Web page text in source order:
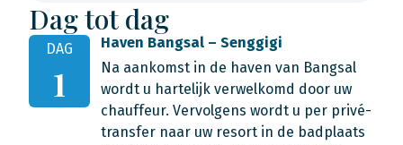
Dag tot dag
DAG
1
Haven Bangsal – Senggigi
Na aankomst in de haven van Bangsal
wordt u hartelijk verwelkomd door uw
chauffeur. Vervolgens wordt u per privé-
transfer naar uw resort in de badplaats